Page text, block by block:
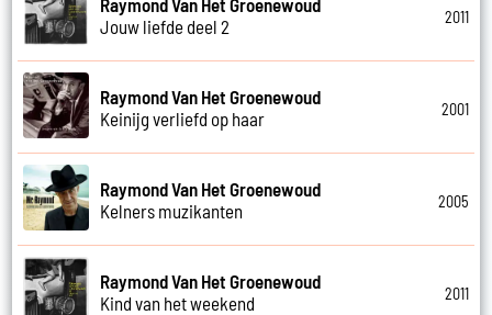
Jouw liefde deel 2
2011
Raymond Van Het Groenewoud
Keinijg verliefd op haar
2001
Raymond Van Het Groenewoud
Kelners muzikanten
2005
Raymond Van Het Groenewoud
Kind van het weekend
2011